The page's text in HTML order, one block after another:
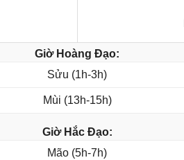
Giờ Hoàng Đạo:
Sửu (1h-3h)
Mùi (13h-15h)
Giờ Hắc Đạo:
Mão (5h-7h)